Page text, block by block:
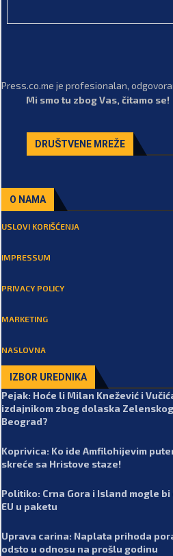
Press.co.me je profesionalan,
Mi smo tu zbog Vas, čitamo se!
DRUŠTVENE MREŽE
O NAMA
USLOVI KORIŠĆENJA
IMPRESSUM
PRIVACY POLICY
MARKETING
NASLOVNA
IZBOR UREDNIKA
Pejak: Hoće li Milan Knežević i
izdajnikom zbog dolaska
Beograd?
Koprivica: Ko ide Amfilohijevim
skreće sa Hristove staze!
Politiko: Crna Gora i Island mogle bi
EU u paketu
Uprava carina: Naplata prihoda
odsto u odnosu na prošlu godinu